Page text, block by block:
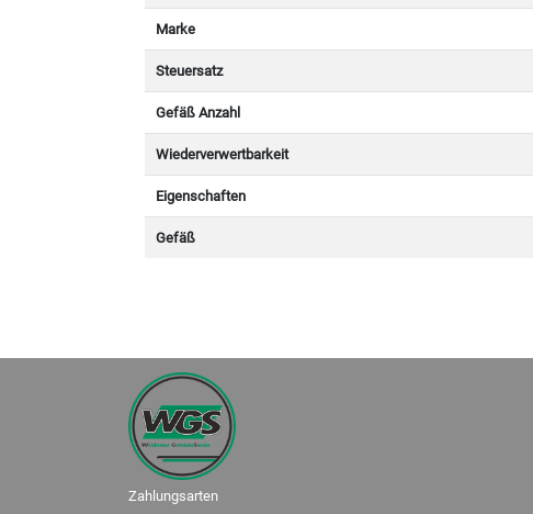
Marke
Steuersatz
Gefäß Anzahl
Wiederverwertbarkeit
Eigenschaften
Gefäß
Zahlungsarten